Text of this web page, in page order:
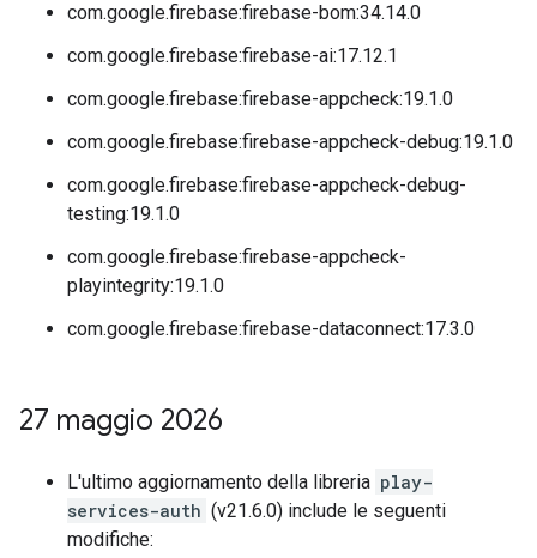
com.google.firebase:firebase-bom:34.14.0
com.google.firebase:firebase-ai:17.12.1
com.google.firebase:firebase-appcheck:19.1.0
com.google.firebase:firebase-appcheck-debug:19.1.0
com.google.firebase:firebase-appcheck-debug-
testing:19.1.0
com.google.firebase:firebase-appcheck-
playintegrity:19.1.0
com.google.firebase:firebase-dataconnect:17.3.0
27 maggio 2026
L'ultimo aggiornamento della libreria play-
services-auth (v21.6.0) include le seguenti
modifiche: